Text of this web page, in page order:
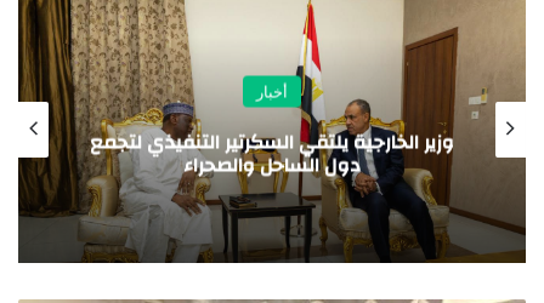
وزير الخارجية يلتقي السكرتير التنفيذي لتجمع
دول الساحل والصحراء